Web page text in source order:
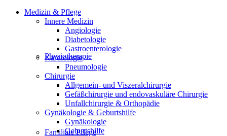
Physiotherapie
Familiale Pflege
Medizin & Pflege
Innere Medizin
Angiologie
Diabetologie
Gastroenterologie
Kardiologie
Pneumologie
Chirurgie
Allgemein- und Viszeralchirurgie
Gefäßchirurgie und endovaskuläre Chirurgie
Unfallchirurgie & Orthopädie
Gynäkologie & Geburtshilfe
Gynäkologie
Geburtshilfe